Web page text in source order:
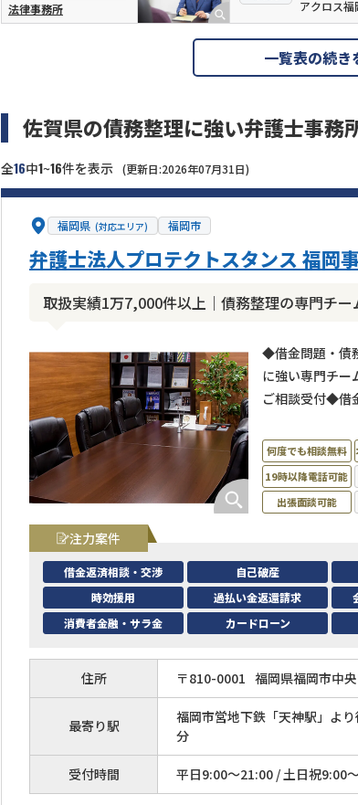
法律事務所
アクロス福
一覧表の続き
佐賀県の債務整理に強い弁護士事務
全16中1~16件を表示 (更新日:2026年07月31日)
福岡県 (対応エリア) 福岡市
取扱実績1万7,000件以上｜債務整理の専門チ
弁護士法人プロテクトスタンス 福岡
◆借金問題・債
に強い専門チ
ご相談受付◆借
分割払い可◆
何度でも相談無料
19時以降電話可能
出張面談可能
注力案件
借金返済相談・交渉 自己破産
時効援用
過払い金返還請求
消費者金融・サラ金
カードローン
住所 〒810-0001 福岡県福岡市中
最寄り駅
福岡市営地下鉄「天神駅」よ
分
受付時間 平日9:00～21:00 / 土日祝9:00